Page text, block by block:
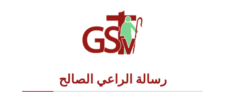
رسالة الراعي الصالح